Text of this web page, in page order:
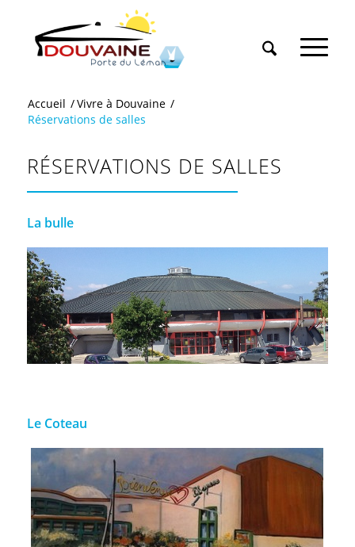
Accueil /Vivre à Douvaine /
Réservations de salles
RÉSERVATIONS DE SALLES
La bulle
Le Coteau